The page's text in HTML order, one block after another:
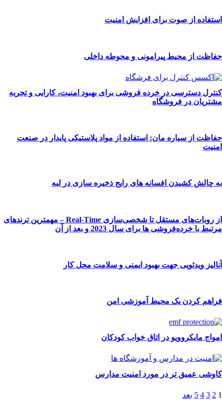
استفاده از صوت برای افزایش امنیت
حفاظت از محیط پیرامونی و محوطه داخلی
کنترل دسترسی در خرده فروشی برای بهبود امنیت، کارایی و تجربه
مشتریان در فروشگاه
حفاظت از سیاره مان: استفاده از مواد پلاستیکی پایدار در صنعت
امنیت
به چالش کشیدن افسانه های رایج ذخیره سازی در لبه
از روبات‌های مستقل تا شخصی‌سازی Real-Time – مهمترین ترندهای
مرتبط با خرده‌فروشی ها برای سال 2023 و بعد از آن
آنالیز ویدئویی جهت بهبود ایمنی و سلامت محل کار
فراهم کردن یک محیط آموزشی امن
امواج مایکروویو در اتاق خواب کودکان
کاوشی عمیق تر در مورد امنیت مدارس
1
2
3
4
5 بعد